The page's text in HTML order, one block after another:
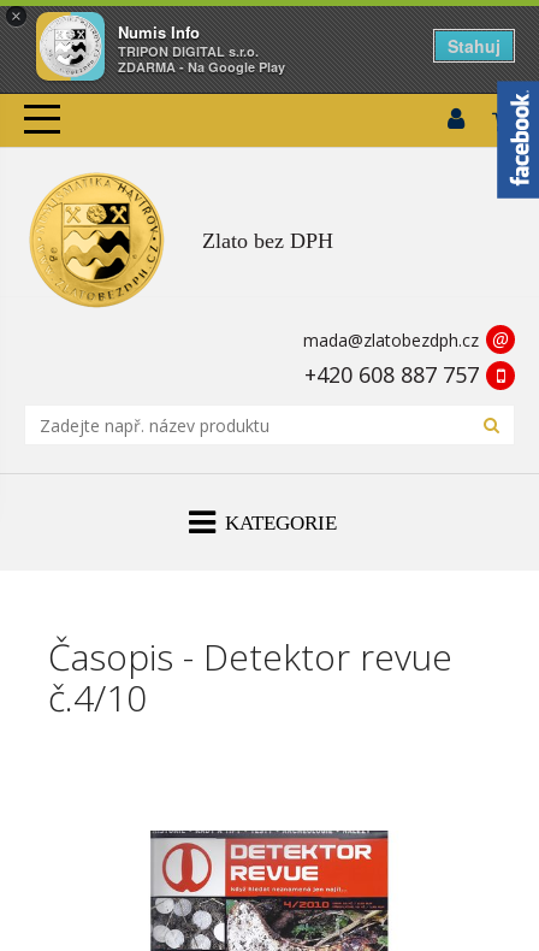
×
Numis Info
TRIPON DIGITAL s.r.o.
ZDARMA - Na Google Play
Stahuj
Zlato bez DPH
mada@zlatobezdph.cz @
+420 608 887 757
KATEGORIE
Časopis - Detektor revue
č.4/10